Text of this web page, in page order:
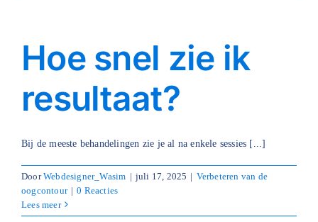
Hoe snel zie ik
resultaat?
Bij de meeste behandelingen zie je al na enkele sessies [...]
DoorWebdesigner_Wasim | juli 17, 2025 | Verbeteren van de
oogcontour | 0 Reacties
Lees meer